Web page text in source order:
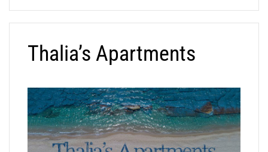
Thalia’s Apartments